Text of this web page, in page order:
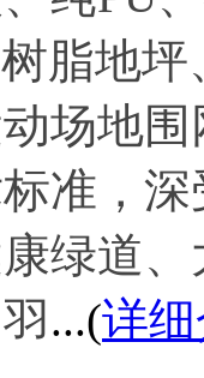
脂地
场地
准，
绿道
...(详